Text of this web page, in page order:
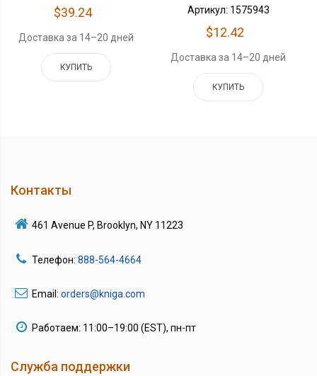
$39.24
Доставка за 14–20 дней
КУПИТЬ
Артикул: 1575943
$12.42
Доставка за 14–20 дней
КУПИТЬ
Контакты
461 Avenue P, Brooklyn, NY 11223
Телефон: 888-564-4664
Email: orders@kniga.com
Работаем: 11:00–19:00 (EST), пн-пт
Служба поддержки